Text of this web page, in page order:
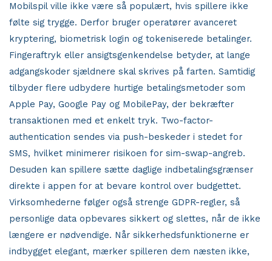
Mobilspil ville ikke være så populært, hvis spillere ikke
følte sig trygge. Derfor bruger operatører avanceret
kryptering, biometrisk login og tokeniserede betalinger.
Fingeraftryk eller ansigtsgenkendelse betyder, at lange
adgangskoder sjældnere skal skrives på farten. Samtidig
tilbyder flere udbydere hurtige betalingsmetoder som
Apple Pay, Google Pay og MobilePay, der bekræfter
transaktionen med et enkelt tryk. Two-factor-
authentication sendes via push-beskeder i stedet for
SMS, hvilket minimerer risikoen for sim-swap-angreb.
Desuden kan spillere sætte daglige indbetalingsgrænser
direkte i appen for at bevare kontrol over budgettet.
Virksomhederne følger også strenge GDPR-regler, så
personlige data opbevares sikkert og slettes, når de ikke
længere er nødvendige. Når sikkerhedsfunktionerne er
indbygget elegant, mærker spilleren dem næsten ikke,